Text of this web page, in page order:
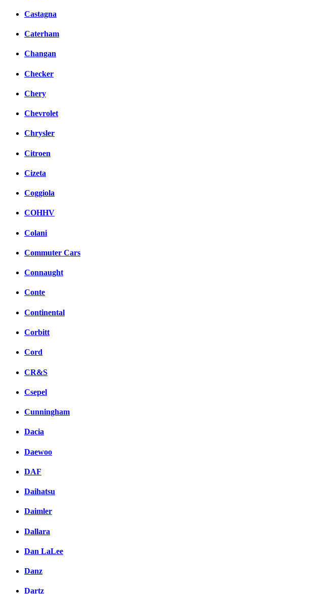
Castagna
Caterham
Changan
Checker
Chery
Chevrolet
Chrysler
Citroen
Cizeta
Coggiola
COHHV
Colani
Commuter Cars
Connaught
Conte
Continental
Corbitt
Cord
CR&S
Csepel
Cunningham
Dacia
Daewoo
DAF
Daihatsu
Daimler
Dallara
Dan LaLee
Danz
Dartz